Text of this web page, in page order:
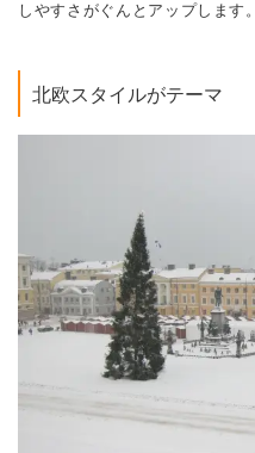
しやすさがぐんとアップします。
北欧スタイルがテーマ